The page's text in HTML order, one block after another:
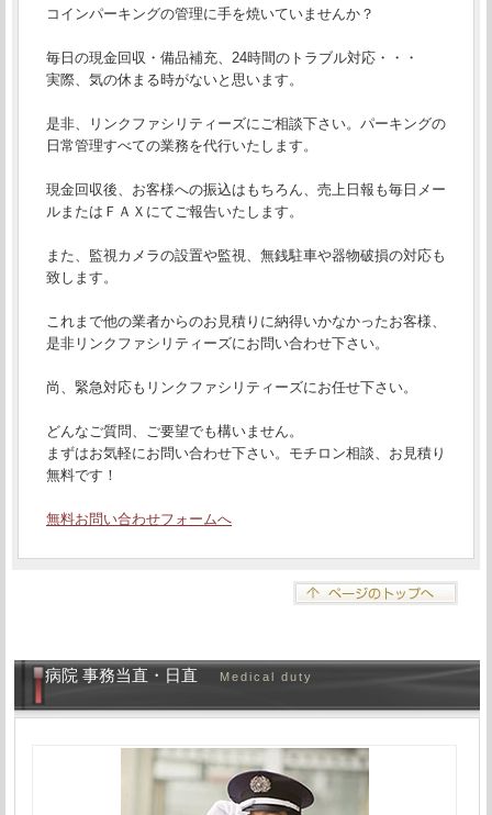
コインパーキングの管理に手を焼いていませんか？
毎日の現金回収・備品補充、24時間のトラブル対応・・・
実際、気の休まる時がないと思います。
是非、リンクファシリティーズにご相談下さい。パーキングの
日常管理すべての業務を代行いたします。
現金回収後、お客様への振込はもちろん、売上日報も毎日メー
ルまたはＦＡＸにてご報告いたします。
また、監視カメラの設置や監視、無銭駐車や器物破損の対応も
致します。
これまで他の業者からのお見積りに納得いかなかったお客様、
是非リンクファシリティーズにお問い合わせ下さい。
尚、緊急対応もリンクファシリティーズにお任せ下さい。
どんなご質問、ご要望でも構いません。
まずはお気軽にお問い合わせ下さい。モチロン相談、お見積り
無料です！
無料お問い合わせフォームへ
病院 事務当直・日直 Medical duty